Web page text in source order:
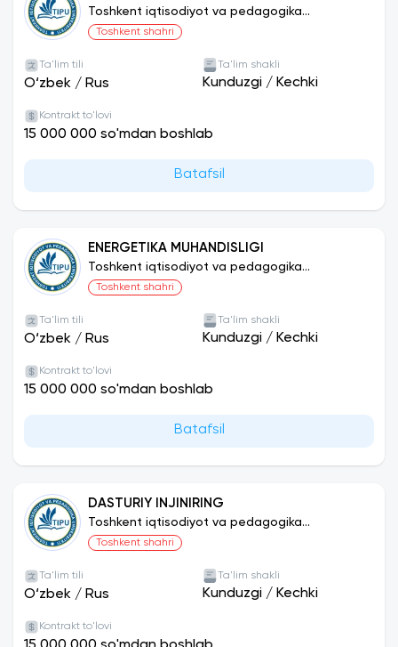
Toshkent iqtisodiyot va pedagogika
universiteti
Toshkent shahri
Ta'lim tili
O‘zbek / Rus
Ta'lim shakli
Kunduzgi / Kechki
Kontrakt to'lovi
15 000 000 so'mdan boshlab
Batafsil
ENERGETIKA MUHANDISLIGI
Toshkent iqtisodiyot va pedagogika
universiteti
Toshkent shahri
Ta'lim tili
O‘zbek / Rus
Ta'lim shakli
Kunduzgi / Kechki
Kontrakt to'lovi
15 000 000 so'mdan boshlab
Batafsil
DASTURIY INJINIRING
Toshkent iqtisodiyot va pedagogika
universiteti
Toshkent shahri
Ta'lim tili
O‘zbek / Rus
Ta'lim shakli
Kunduzgi / Kechki
Kontrakt to'lovi